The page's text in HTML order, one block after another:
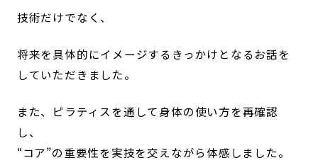
技術だけでなく、
将来を具体的にイメージするきっかけとなるお話を
していただきました。
また、ピラティスを通して身体の使い方を再確認
し、
“コア”の重要性を実技を交えながら体感しました。